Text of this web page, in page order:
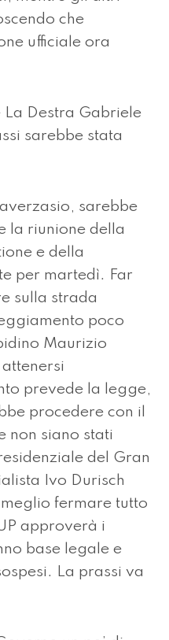
che
ufficiale ora
La Destra Gabriele
sarebbe stata
sarebbe
la riunione della
e della
per martedì. Far
sulla strada
poco
Maurizio
prevede la legge,
procedere con il
non siano stati
del Gran
Ivo Durisch
fermare tutto
approverà i
base legale e
La prassi va